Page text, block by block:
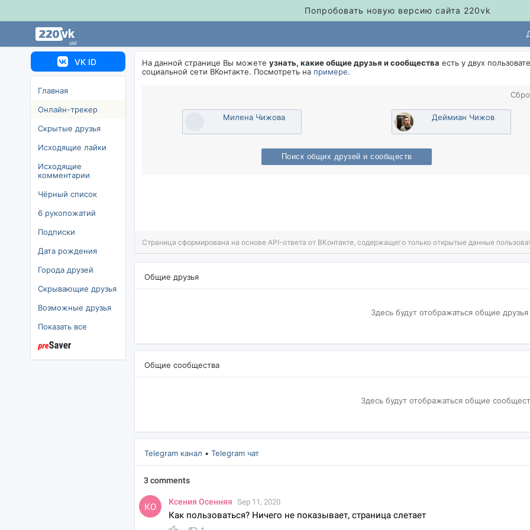
Попробовать новую версию сайта 220vk
old
VK ID
Главная
Онлайн-трекер
Скрытые друзья
Исходящие лайки
Исходящие
комментарии
Чёрный список
6 рукопожатий
Подписки
Дата рождения
Города друзей
Скрывающие друзья
озможные друзья
Показать все
На данной странице Вы можете узнать, какие общие друзья и сообщества есть у двух
социальной сети ВКонтакте. Посмотреть на примере.
Милена Чижова Деймиан Чижо
Поиск общих друзей и сообщест
Страница сформирована на основе API-ответа от ВКонтакте, содержащего только открытые данные
Общие друзья
Здесь будут отображаться общие друзья
Общие сообщества
Здесь будут отображаться общие
Telegram канал • Telegram чат